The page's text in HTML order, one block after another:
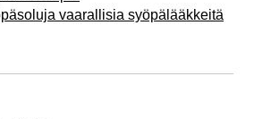
vaarallisia syöpälääkkeitä